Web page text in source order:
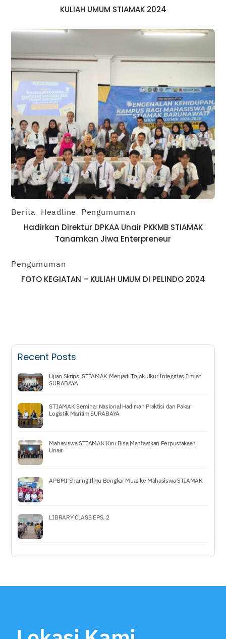
KULIAH UMUM STIAMAK 2024
Berita Headline Pengumuman
Hadirkan Direktur DPKAA Unair PKKMB STIAMAK
Tanamkan Jiwa Enterpreneur
Pengumuman
FOTO KEGIATAN – KULIAH UMUM DI PELINDO 2024
Recent Posts
Ujian Skripsi STIAMAK Menjadi Tolok Ukur Integritas Ilmiah
SURABAYA
STIAMAK Seminar Nasional Hadirkan Praktisi dan Pakar
Logistik Maritim SURABAYA
Mahasiswa STIAMAK Kini Bisa Manfaatkan Perpustakaan
Unair
APBMI Sharing Ilmu Bongkar Muat ke Mahasiswa STIAMAK
LIBRARY CLASS EPS. 2